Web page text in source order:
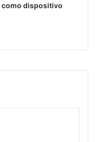
como dispositivo